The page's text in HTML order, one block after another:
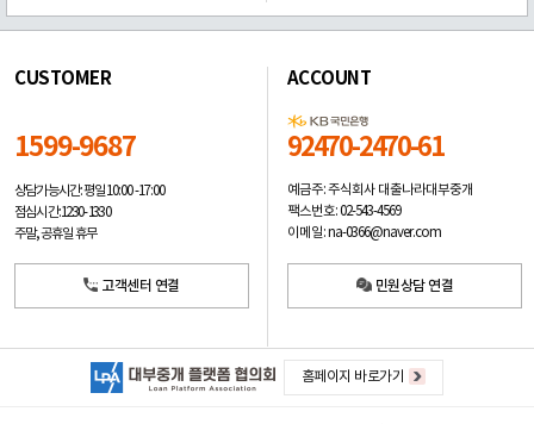
CUSTOMER
1599-9687
상담가능시간: 평일10:00 -17:00
점심시간: 12:30 - 13:30
주말, 공휴일 휴무
고객센터 연결
ACCOUNT
92470-2470-61
예금주: 주식회사 대출나라대부중개
팩스번호: 02-543-4569
이메일: na-0366@naver.com
민원상담 연결
홈페이지 바로가기